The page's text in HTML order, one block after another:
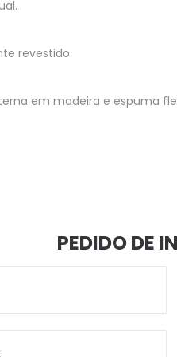
revestido.
em madeira e espuma
PEDIDO DE